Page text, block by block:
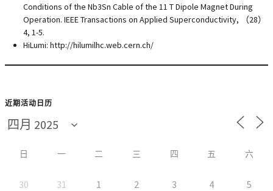
Conditions of the Nb3Sn Cable of the 11 T Dipole Magnet During
Operation. IEEE Transactions on Applied Superconductivity, （28）
4, 1-5.
HiLumi: http://hilumilhc.web.cern.ch/
近期活动日历
日 一 二 三 四 五 六
30 31 1 2 3 4 5